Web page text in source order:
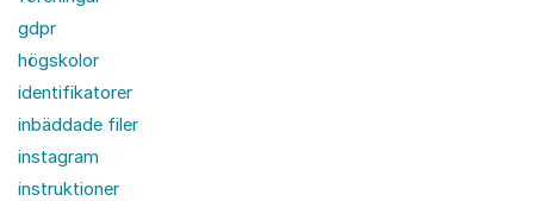
gdpr
högskolor
identifikatorer
inbäddade filer
instagram
instruktioner